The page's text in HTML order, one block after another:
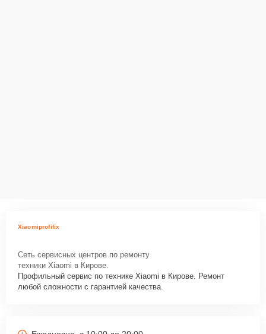
Xiaomiprofifix
Сеть сервисных центров по ремонту
техники Xiaomi в Кирове.
Профильный сервис по технике Xiaomi в Кирове. Ремонт
любой сложности с гарантией качества.